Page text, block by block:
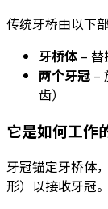
传统牙桥由以下
牙桥体 –
两个牙冠 –
齿）
它是如何工作
牙冠锚定牙桥体
形）以接收牙冠。